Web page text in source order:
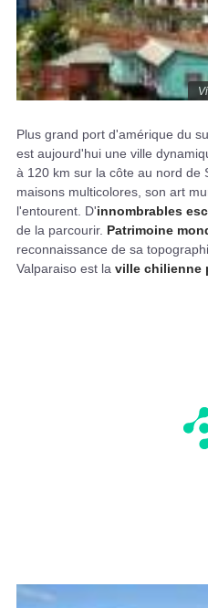
Plus grand port d'amérique du
est aujourd'hui une ville
à 120 km sur la côte au nord de
maisons multicolores, son art
l'entourent. D'innombrables
de la parcourir. Patrimoine
reconnaissance de sa
Valparaiso est la ville chilienne